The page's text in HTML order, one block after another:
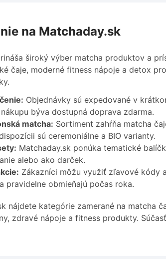
na Matchaday.sk
široký výber matcha produktov a
čaje, moderné fitness nápoje a detox
Objednávky sú expedované v
býva dostupná doprava zdarma.
matcha: Sortiment zahŕňa matcha
sú ceremoniálne a BIO varianty.
Matchaday.sk ponúka tematické
alebo ako darček.
Zákazníci môžu využiť zľavové kódy
pravidelne obmieňajú počas roka.
nájdete kategórie zamerané na matcha
zdravé nápoje a fitness produkty.